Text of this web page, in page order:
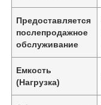
Предоставляется
послепродажное
обслуживание
Емкость
(Нагрузка)